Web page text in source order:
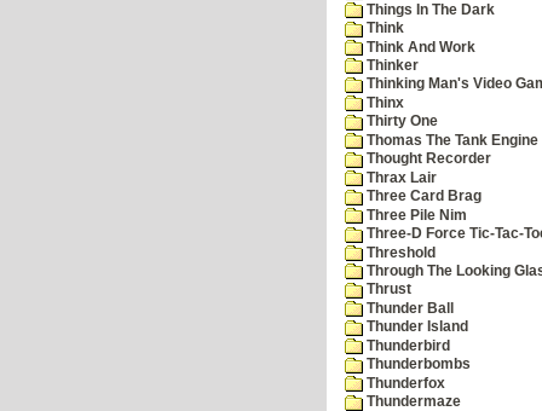
Things In The Dark
Think
Think And Work
Thinker
Thinking Man's Video
Thinx
Thirty One
Thomas The Tank Engine
Thought Recorder
Thrax Lair
Three Card Brag
Three Pile Nim
Three-D Force Tic-Tac-
Threshold
Through The Looking
Thrust
Thunder Ball
Thunder Island
Thunderbird
Thunderbombs
Thunderfox
Thundermaze